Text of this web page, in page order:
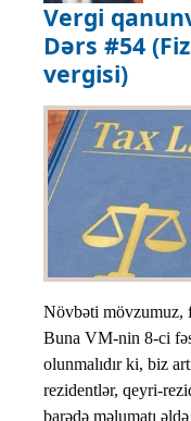
Vergi
Dərs #54
vergisi)
Növbəti mövzumuz,
Buna VM-nin 8-ci
olunmalıdır ki, biz
rezidentlər, qeyri-
barədə məlumatı